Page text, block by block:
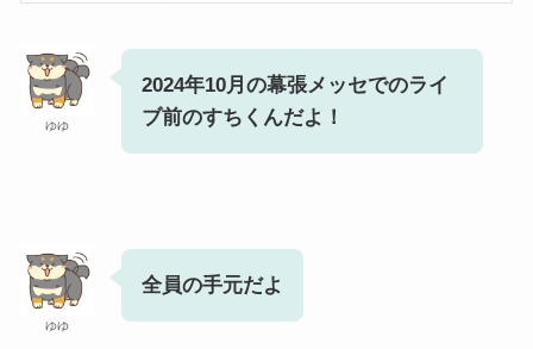
ゆゆ
2024年10月の幕張メッセでのライ
ブ前のすちくんだよ！
ゆゆ
全員の手元だよ